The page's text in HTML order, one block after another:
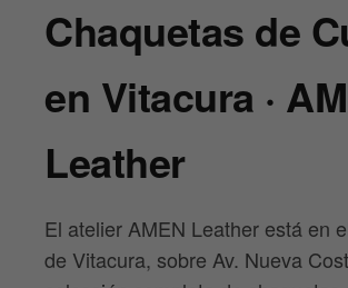
Chaquetas de
en Vitacura ·
Leather
El atelier AMEN Leather está en
de Vitacura, sobre Av. Nueva